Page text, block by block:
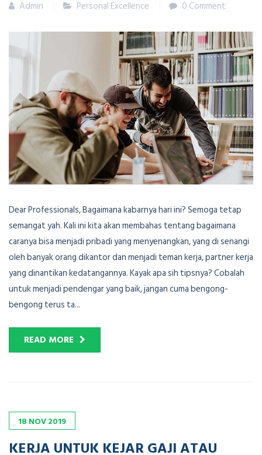
Admin Personal Excellence 0 Comment
Dear Professionals, Bagaimana kabarnya hari ini? Semoga tetap
semangat yah. Kali ini kita akan membahas tentang bagaimana
caranya bisa menjadi pribadi yang menyenangkan, yang di senangi
oleh banyak orang dikantor dan menjadi teman kerja, partner kerja
yang dinantikan kedatangannya. Kayak apa sih tipsnya? Cobalah
untuk menjadi pendengar yang baik, jangan cuma bengong-
bengong terus ta...
READ MORE
18 NOV2019
KERJA UNTUK KEJAR GAJI ATAU